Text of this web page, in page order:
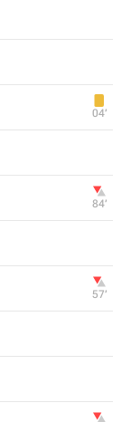
04‎’‎
84‎’‎
57‎’‎